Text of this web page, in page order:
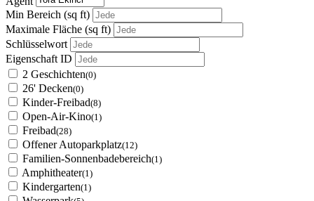
Min Bereich (sq ft)
Maximale Fläche (sq ft)
Schlüsselwort
Eigenschaft ID
2 Geschichten(0)
26' Decken(0)
Kinder-Freibad(8)
Open-Air-Kino(1)
Freibad(28)
Offener Autoparkplatz(12)
Familien-Sonnenbadebereich(1)
Amphitheater(1)
Kindergarten(1)